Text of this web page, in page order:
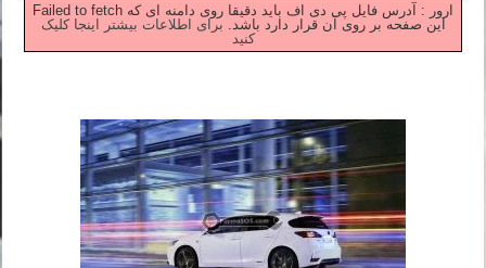
Failed to fetch ارور : آدرس فایل پی دی اف باید دقیقا روی دامنه ای که
این صفحه بر روی آن قرار دارد باشد. برای اطلاعات بیشتر اینجا کلیک
کنید